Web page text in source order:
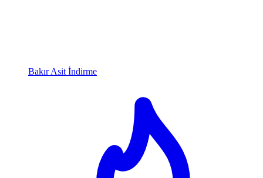
Bakır Asit İndirme